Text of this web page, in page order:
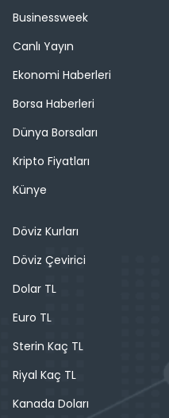
Businessweek
Canlı Yayın
Ekonomi Haberleri
Borsa Haberleri
Dünya Borsaları
Kripto Fiyatları
Künye
Döviz Kurları
Döviz Çevirici
Dolar TL
Euro TL
Sterin Kaç TL
Riyal Kaç TL
Kanada Doları